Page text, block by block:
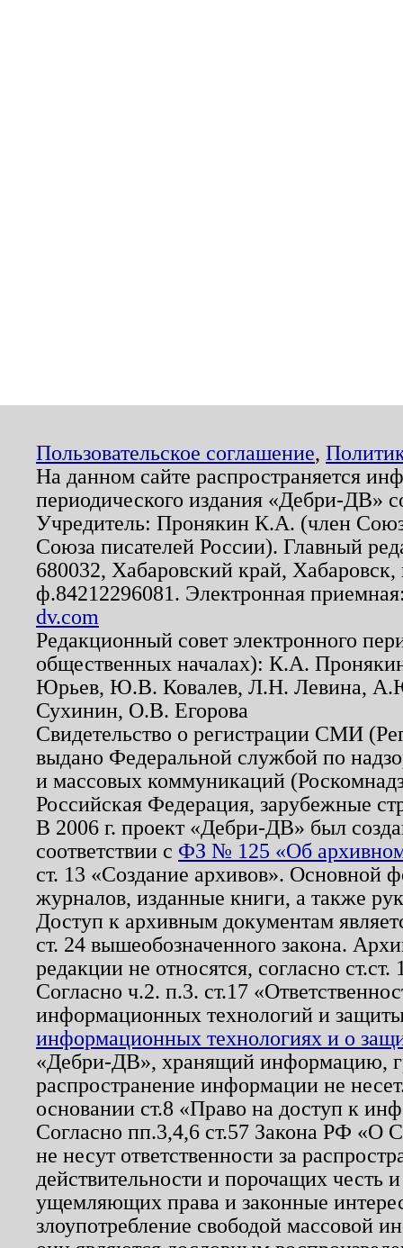
Пользовательское соглашение,
На данном сайте распространяется
периодического издания «Дебри-ДВ»
Учредитель: Пронякин К.А. (член
Союза писателей России). Главный
680032, Хабаровский край,
ф.84212296081. Электронная
dv.com
Редакционный совет электронного
общественных началах): К.А.
Юрьев, Ю.В. Ковалев, Л.Н. Левина,
Сухинин, О.В. Егорова
Свидетельство о регистрации СМИ
выдано Федеральной службой по
и массовых коммуникаций
Российская Федерация, зарубежные
В 2006 г. проект «Дебри-ДВ» был
соответствии с ФЗ № 125 «Об
ст. 13 «Создание архивов». Основной
журналов, изданные книги, а также
Доступ к архивным документам
ст. 24 вышеобозначенного закона.
редакции не относятся, согласно
Согласно ч.2. п.3. ст.17
информационных технологий и
информационных технологиях и о
«Дебри-ДВ», хранящий информацию,
распространение информации не
основании ст.8 «Право на доступ к
Согласно пп.3,4,6 ст.57 Закона РФ «О
не несут ответственности за
действительности и порочащих честь
ущемляющих права и законные
злоупотребление свободой массовой